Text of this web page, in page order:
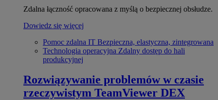
Zdalna łączność opracowana z myślą o bezpiecznej obsłudze.
Dowiedz się więcej
Pomoc zdalna IT Bezpieczna, elastyczna, zintegrowana
Technologia operacyjna Zdalny dostęp do hali
produkcyjnej
Rozwiązywanie problemów w czasie
rzeczywistym TeamViewer DEX